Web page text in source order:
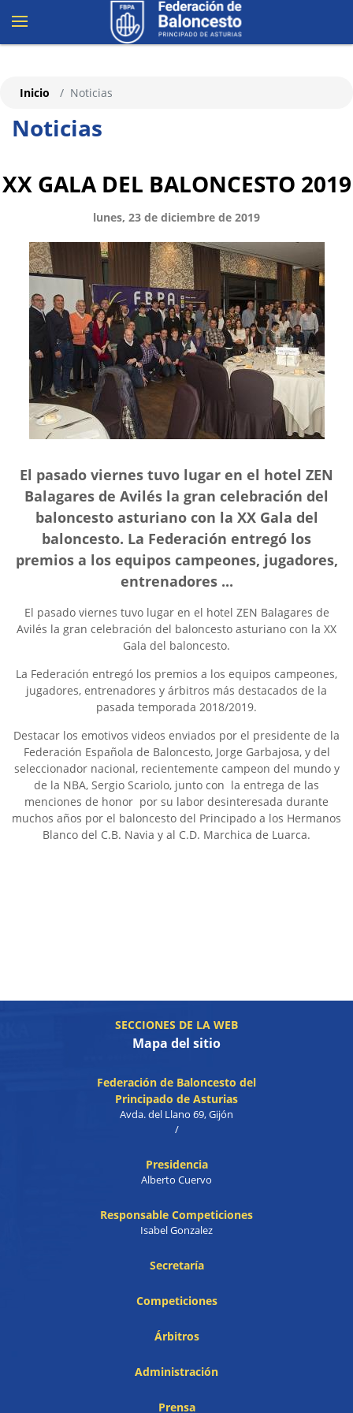
Noticias
Inicio Noticias
XX GALA DEL BALONCESTO 2019
lunes, 23 de diciembre de 2019
El pasado viernes tuvo lugar en el hotel ZEN
Balagares de Avilés la gran celebración del
baloncesto asturiano con la XX Gala del
baloncesto. La Federación entregó los
premios a los equipos campeones, jugadores,
entrenadores ...
El pasado viernes tuvo lugar en el hotel ZEN Balagares de
Avilés la gran celebración del baloncesto asturiano con la XX
Gala del baloncesto.
La Federación entregó los premios a los equipos campeones,
jugadores, entrenadores y árbitros más destacados de la
pasada temporada 2018/2019.
Destacar los emotivos videos enviados por el presidente de la
Federación Española de Baloncesto, Jorge Garbajosa, y del
seleccionador nacional, recientemente campeon del mundo y
de la NBA, Sergio Scariolo, junto con la entrega de las
menciones de honor por su labor desinteresada durante
muchos años por el baloncesto del Principado a los Hermanos
Blanco del C.B. Navia y al C.D. Marchica de Luarca.
SECCIONES DE LA WEB
Mapa del sitio
Federación de Baloncesto del
Principado de Asturias
Avda. del Llano 69, Gijón
/
Presidencia
Alberto Cuervo
Responsable Competiciones
Isabel Gonzalez
Secretaría
Competiciones
Árbitros
Administración
Prensa